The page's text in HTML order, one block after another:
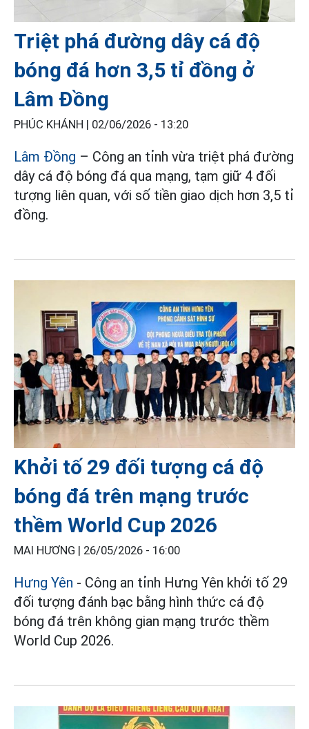
Triệt phá đường dây cá độ
bóng đá hơn 3,5 tỉ đồng ở
Lâm Đồng
PHÚC KHÁNH | 02/06/2026 - 13:20
Lâm Đồng – Công an tỉnh vừa triệt phá đường
dây cá độ bóng đá qua mạng, tạm giữ 4 đối
tượng liên quan, với số tiền giao dịch hơn 3,5 tỉ
đồng.
Khởi tố 29 đối tượng cá độ
bóng đá trên mạng trước
thềm World Cup 2026
MAI HƯƠNG | 26/05/2026 - 16:00
Hưng Yên - Công an tỉnh Hưng Yên khởi tố 29
đối tượng đánh bạc bằng hình thức cá độ
bóng đá trên không gian mạng trước thềm
World Cup 2026.